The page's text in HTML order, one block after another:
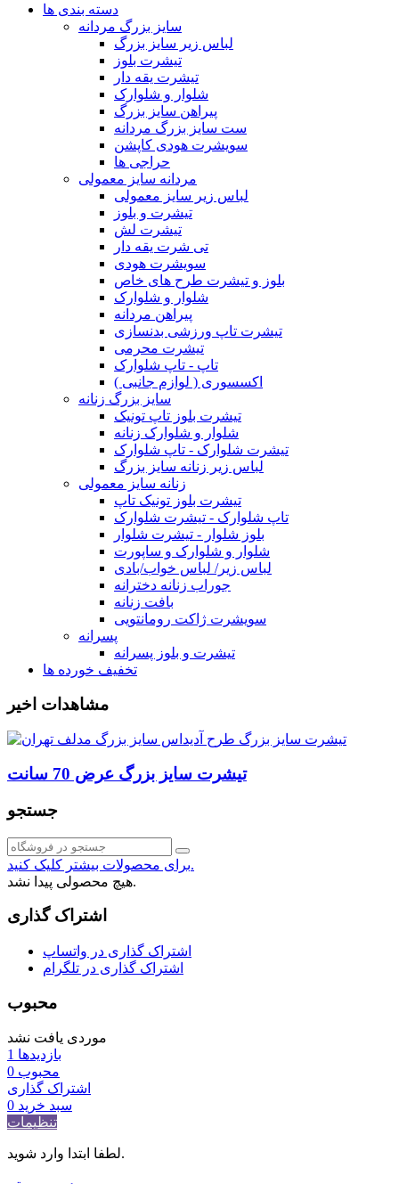
دسته بندی ها
سایز بزرگ مردانه
لباس زیر سایز بزرگ
تیشرت بلوز
تیشرت یقه دار
شلوار و شلوارک
پیراهن سایز بزرگ
ست سایز بزرگ مردانه
سویشرت هودی کاپشن
حراجی ها
مردانه سایز معمولی
لباس زیر سایز معمولی
تیشرت و بلوز
تیشرت لش
تی شرت یقه دار
سویشرت هودی
بلوز و تیشرت طرح های خاص
شلوار و شلوارک
پیراهن مردانه
تیشرت تاپ ورزشی بدنسازی
تیشرت محرمی
تاپ - تاپ شلوارک
اکسسوری ( لوازم جانبی )
سایز بزرگ زنانه
تیشرت بلوز تاپ تونیک
شلوار و شلوارک زنانه
تیشرت شلوارک - تاپ شلوارک
لباس زیر زنانه سایز بزرگ
زنانه سایز معمولی
تیشرت بلوز تونیک تاپ
تاپ شلوارک - تیشرت شلوارک
بلوز شلوار - تیشرت شلوار
شلوار و شلوارک و ساپورت
لباس زیر/ لباس خواب/بادی
جوراب زنانه دخترانه
بافت زنانه
سویشرت ژاکت رومانتویی
پسرانه
تیشرت و بلوز پسرانه
تخفیف خورده ها
مشاهدات اخیر
تیشرت سایز بزرگ عرض 70 سانت
جستجو
برای محصولات بیشتر کلیک کنید.
هیچ محصولی پیدا نشد.
اشتراک گذاری
اشتراک گذاری در واتساپ
اشتراک گذاری در تلگرام
محبوب
موردی یافت نشد
بازدیدها 1
محبوب 0
اشتراک گذاری
سبد خرید 0
تنظیمات
لطفا ابتدا وارد شوید.